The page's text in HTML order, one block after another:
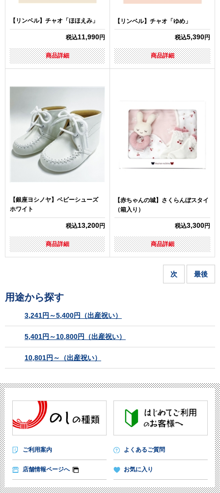
【リンベル】チャオ「ほほえみ」
税込11,990円
商品詳細
【リンベル】チャオ「ゆめ」
税込5,390円
商品詳細
【銀座ヨシノヤ】ベビーシューズ
ホワイト
税込13,200円
商品詳細
【赤ちゃんの城】さくらんぼスタイ
（箱入り）
税込3,300円
商品詳細
次 最後
用途から探す
3,241円～5,400円（出産祝い）
5,401円～10,800円（出産祝い）
10,801円～（出産祝い）
ご利用案内 よくあるご質問
店舗情報ページへ お気に入り